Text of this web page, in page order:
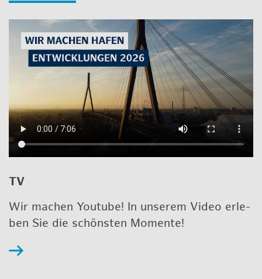
TV
Wir ma­chen Youtube! In un­se­rem Video er­le­
ben Sie die schöns­ten Mo­men­te!